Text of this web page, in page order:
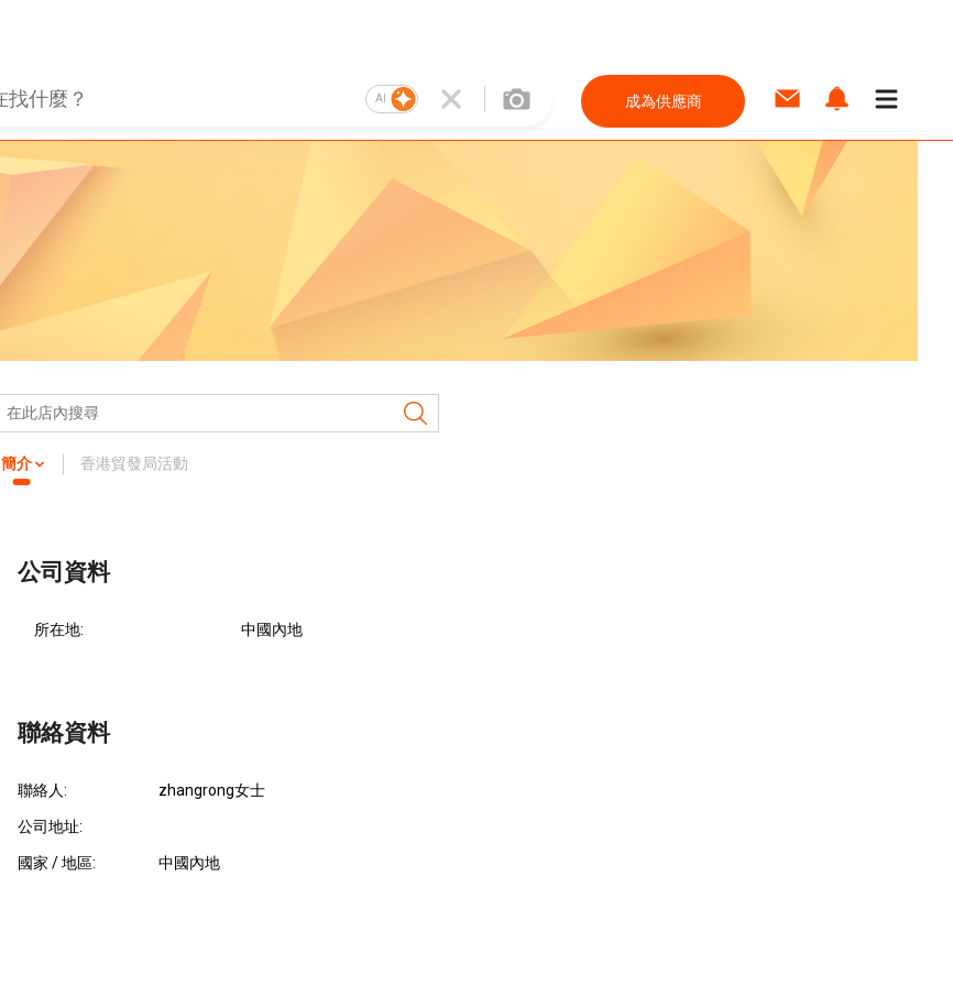
AI 成為供應商
簡介 香港貿發局活動
公司資料
所在地: 中國內地
聯絡資料
聯絡人: zhangrong女士
公司地址:
國家 / 地區: 中國內地